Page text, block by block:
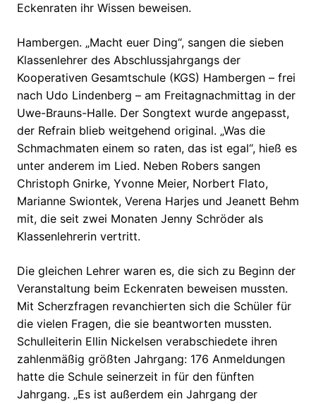
Eckenraten ihr Wissen beweisen.
Hambergen. „Macht euer Ding“, sangen die sieben
Klassenlehrer des Abschlussjahrgangs der
Kooperativen Gesamtschule (KGS) Hambergen – frei
nach Udo Lindenberg – am Freitagnachmittag in der
Uwe-Brauns-Halle. Der Songtext wurde angepasst,
der Refrain blieb weitgehend original. „Was die
Schmachmaten einem so raten, das ist egal“, hieß es
unter anderem im Lied. Neben Robers sangen
Christoph Gnirke, Yvonne Meier, Norbert Flato,
Marianne Swiontek, Verena Harjes und Jeanett Behm
mit, die seit zwei Monaten Jenny Schröder als
Klassenlehrerin vertritt.
Die gleichen Lehrer waren es, die sich zu Beginn der
Veranstaltung beim Eckenraten beweisen mussten.
Mit Scherzfragen revanchierten sich die Schüler für
die vielen Fragen, die sie beantworten mussten.
Schulleiterin Ellin Nickelsen verabschiedete ihren
zahlenmäßig größten Jahrgang: 176 Anmeldungen
hatte die Schule seinerzeit in für den fünften
Jahrgang. „Es ist außerdem ein Jahrgang der